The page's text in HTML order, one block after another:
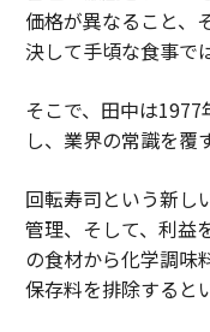
価格が異なること、
決して手頃な食事で
そこで、田中は
し、業界の常識を覆
回転寿司という新し
管理、そして、利益
の食材から化学調味
保存料を排除すると